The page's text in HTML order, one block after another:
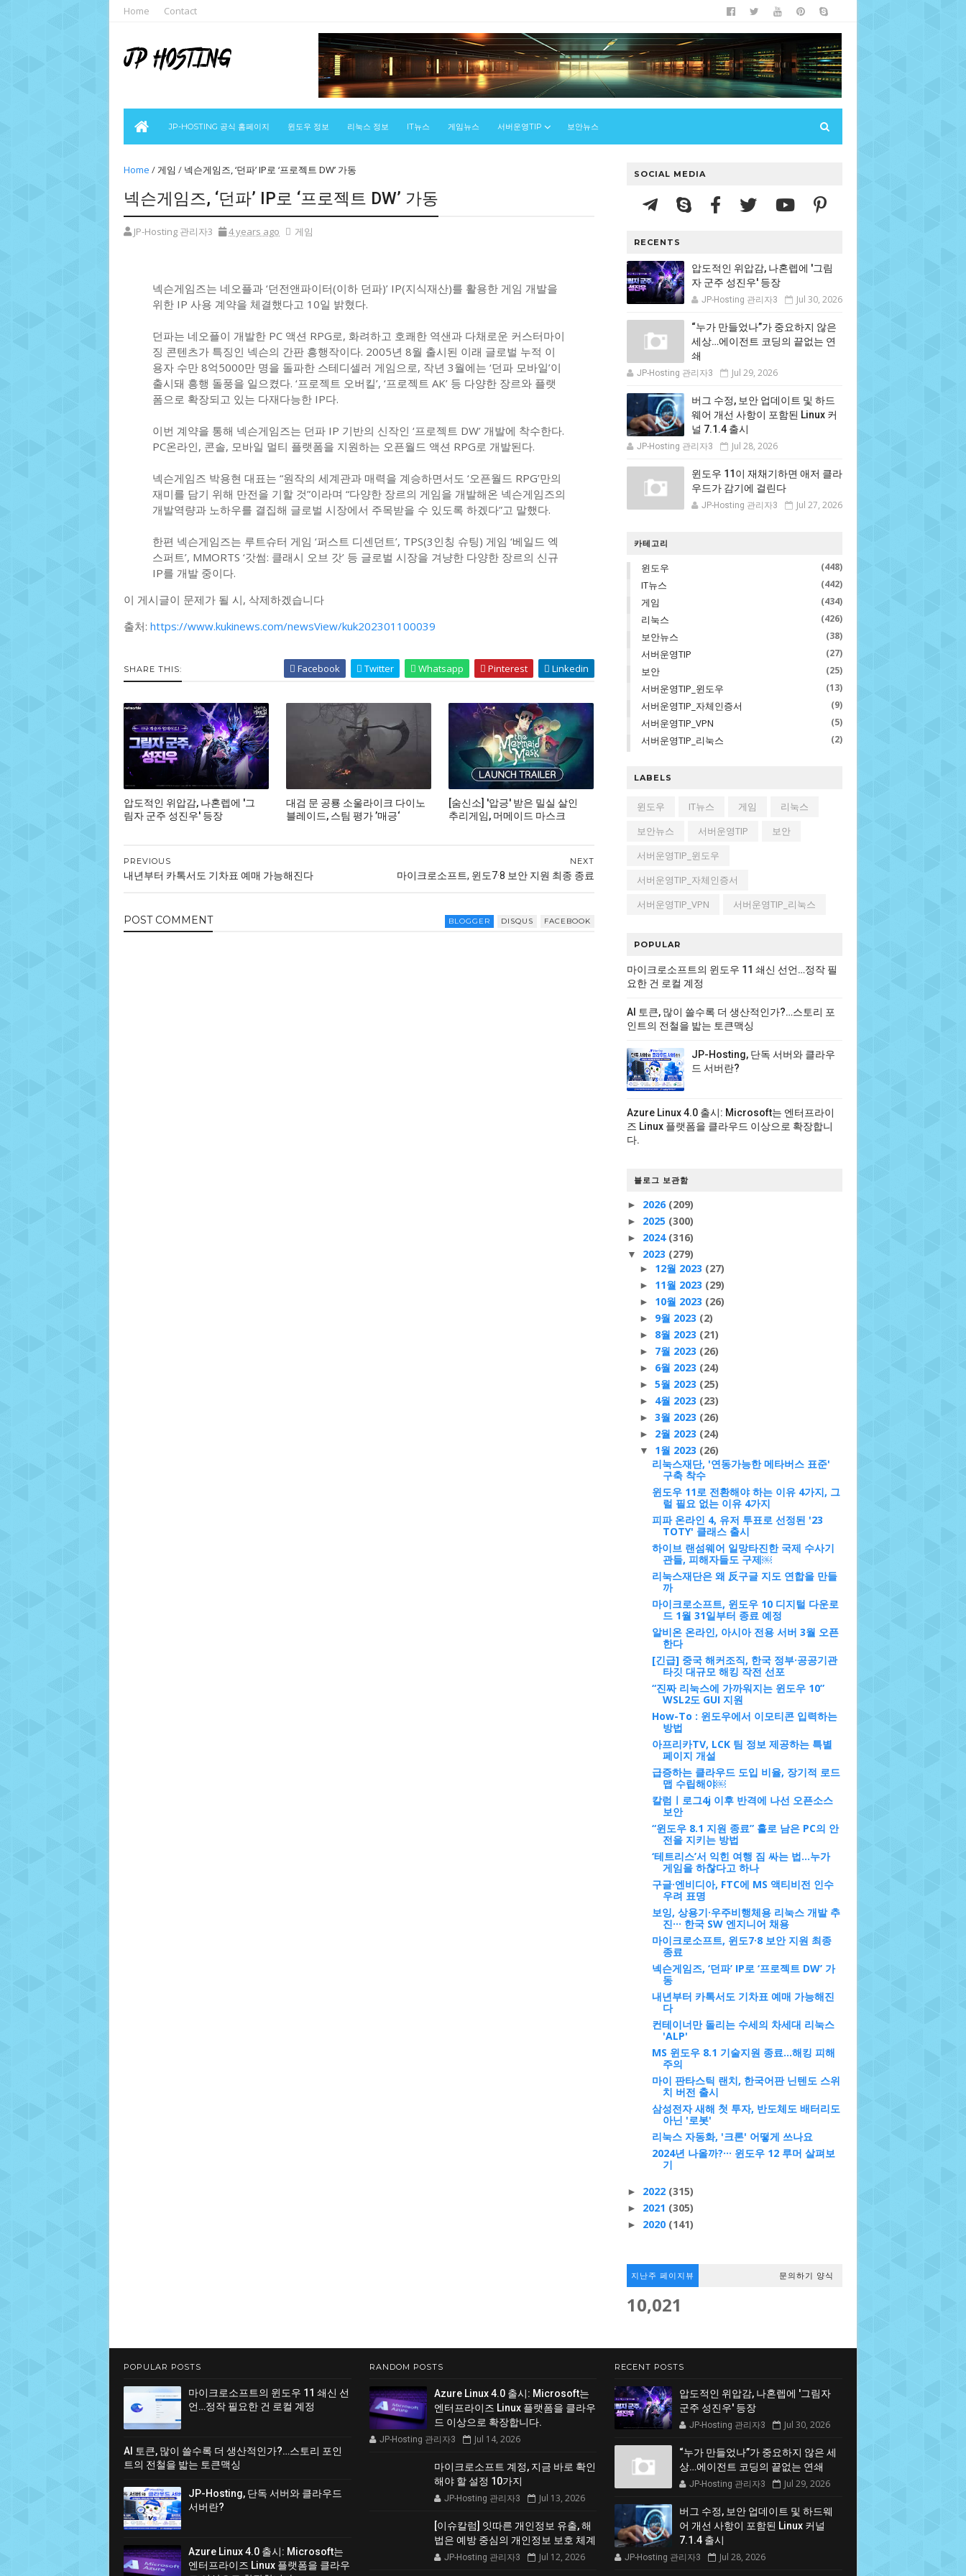
Home Contact
JP-HOSTING 공식 홈페이지 윈도우 정보 리눅스 정보 IT뉴스 게임뉴스 서버운영TIP 보안뉴스
Home /게임 / 넥슨게임즈, ‘던파’ IP로 ‘프로젝트 DW’ 가동
넥슨게임즈, ‘던파’ IP로 ‘프로젝트 DW’ 가동
JP-Hosting 관리자3 4 years ago 게임
넥슨게임즈는 네오플과 ‘던전앤파이터(이하 던파)’ IP(지식재산)를 활용한 게임 개발을
위한 IP 사용 계약을 체결했다고 10일 밝혔다.
던파는 네오플이 개발한 PC 액션 RPG로, 화려하고 호쾌한 역샌과 다채로운 커스터마이
징 콘텐츠가 특징인 넥슨의 간판 흥행작이다. 2005년 8월 출시된 이래 글로벌 누적 이
용자 수만 8억5000만 명을 돌파한 스테디셀러 게임으로, 작년 3월에는 ‘던파 모바일’이
출시돼 흥행 돌풍을 일으켰다. ‘프로젝트 오버킬’, ‘프로젝트 AK’ 등 다양한 장르와 플랫
폼으로 확장되고 있는 다재다능한 IP다.
이번 계약을 통해 넥슨게임즈는 던파 IP 기반의 신작인 ‘프로젝트 DW’ 개발에 착수한다.
PC온라인, 콘솔, 모바일 멀티 플랫폼을 지원하는 오픈월드 액션 RPG로 개발된다.
넥슨게임즈 박용현 대표는 “원작의 세계관과 매력을 계승하면서도 ‘오픈월드 RPG’만의
재미를 담기 위해 만전을 기할 것”이라며 “다양한 장르의 게임을 개발해온 넥슨게임즈의
개발역량과 노하우를 결집해 글로벌 시장에서 주목받을 수 있도록 하겠다”고 말했다.
한편 넥슨게임즈는 루트슈터 게임 ‘퍼스트 디센던트’, TPS(3인칭 슈팅) 게임 ‘베일드 엑
스퍼트’, MMORTS ‘갓썸: 클래시 오브 갓’ 등 글로벌 시장을 겨냥한 다양한 장르의 신규
IP를 개발 중이다.
이 게시글이 문제가 될 시, 삭제하겠습니다
출처: https://www.kukinews.com/newsView/kuk202301100039
SHARE THIS: Facebook Twitter Whatsapp Pinterest Linkedin
압도적인 위압감, 나혼렙에 '그
림자 군주 성진우' 등장
대검 문 공룡 소울라이크 다이노
블레이드, 스팀 평가 ’매긍‘
[숨신소] '압긍' 받은 밀실 살인
추리게임, 머메이드 마스크
NEXT
마이크로소프트, 윈도7·8 보안 지원 최종 종료
PREVIOUS
내년부터 카톡서도 기차표 예매 가능해진다
POST COMMENT BLOGGER DISQUS FACEBOOK
SOCIAL MEDIA
RECENTS
압도적인 위압감, 나혼렙에 '그림
자 군주 성진우' 등장
JP-Hosting 관리자3 Jul 30, 2026
“누가 만들었나”가 중요하지 않은
세상…에이전트 코딩의 끝없는 연
쇄
JP-Hosting 관리자3 Jul 29, 2026
버그 수정, 보안 업데이트 및 하드
웨어 개선 사항이 포함된 Linux 커
널 7.1.4 출시
JP-Hosting 관리자3 Jul 28, 2026
윈도우 11이 재채기하면 애저 클라
우드가 감기에 걸린다
JP-Hosting 관리자3 Jul 27, 2026
카테고리
윈도우 (448)
IT뉴스 (442)
게임 (434)
리눅스 (426)
보안뉴스 (38)
서버운영TIP (27)
보안 (25)
서버운영TIP_윈도우 (13)
서버운영TIP_자체인증서 (9)
서버운영TIP_VPN (5)
서버운영TIP_리눅스 (2)
LABELS
윈도우 IT뉴스 게임
리눅스
보안뉴스
서버운영TIP
보안
서버운영TIP_윈도우
서버운영TIP_자체인증서
서버운영TIP_VPN
서버운영TIP_리눅스
POPULAR
마이크로소프트의 윈도우 11 쇄신 선언…정작 필
요한 건 로컬 계정
AI 토큰, 많이 쓸수록 더 생산적인가?…스토리 포
인트의 전철을 밟는 토큰맥싱
JP-Hosting, 단독 서버와 클라우
드 서버란?
Azure Linux 4.0 출시: Microsoft는 엔터프라이
즈 Linux 플랫폼을 클라우드 이상으로 확장합니
다.
블로그 보관함
► 2026 (209)
► 2025 (300)
► 2024 (316)
▼ 2023 (279)
► 12월 2023 (27)
► 11월 2023 (29)
► 10월 2023 (26)
► 9월 2023 (2)
► 8월 2023 (21)
► 7월 2023 (26)
► 6월 2023 (24)
► 5월 2023 (25)
► 4월 2023 (23)
► 3월 2023 (26)
► 2월 2023 (24)
▼ 1월 2023 (26)
리눅스재단, '연동가능한 메타버스 표준'
구축 착수
윈도우 11로 전환해야 하는 이유 4가지, 그
럴 필요 없는 이유 4가지
피파 온라인 4, 유저 투표로 선정된 '23
TOTY' 클래스 출시
하이브 랜섬웨어 일망타진한 국제 수사기
관들, 피해자들도 구제￼
리눅스재단은 왜 反구글 지도 연합을 만들
까
마이크로소프트, 윈도우 10 디지털 다운로
드 1월 31일부터 종료 예정
알비온 온라인, 아시아 전용 서버 3월 오픈
한다
[긴급] 중국 해커조직, 한국 정부·공공기관
타깃 대규모 해킹 작전 선포
“진짜 리눅스에 가까워지는 윈도우 10”
WSL2도 GUI 지원
How-To : 윈도우에서 이모티콘 입력하는
방법
아프리카TV, LCK 팀 정보 제공하는 특별
페이지 개설
급증하는 클라우드 도입 비율, 장기적 로드
맵 수립해야￼
칼럼ㅣ로그4j 이후 반격에 나선 오픈소스
보안
“윈도우 8.1 지원 종료” 홀로 남은 PC의 안
전을 지키는 방법
‘테트리스’서 익힌 여행 짐 싸는 법…누가
게임을 하찮다고 하나
구글·엔비디아, FTC에 MS 액티비전 인수
우려 표명
보잉, 상용기·우주비행체용 리눅스 개발 추
진··· 한국 SW 엔지니어 채용
마이크로소프트, 윈도7·8 보안 지원 최종
종료
넥슨게임즈, ‘던파’ IP로 ‘프로젝트 DW’ 가
동
내년부터 카톡서도 기차표 예매 가능해진
다
컨테이너만 돌리는 수세의 차세대 리눅스
'ALP'
MS 윈도우 8.1 기술지원 종료...해킹 피해
주의
마이 판타스틱 랜치, 한국어판 닌텐도 스위
치 버전 출시
삼성전자 새해 첫 투자, 반도체도 배터리도
아닌 '로봇'
리눅스 자동화, '크론' 어떻게 쓰나요
2024년 나올까?··· 윈도우 12 루머 살펴보
기
► 2022 (315)
► 2021 (305)
► 2020 (141)
지난주 페이지뷰 문의하기 양식
10,021
POPULAR POSTS
마이크로소프트의 윈도우 11 쇄신 선
언…정작 필요한 건 로컬 계정
AI 토큰, 많이 쓸수록 더 생산적인가?…스토리 포인
트의 전철을 밟는 토큰맥싱
JP-Hosting, 단독 서버와 클라우드
서버란?
Azure Linux 4.0 출시: Microsoft는
엔터프라이즈 Linux 플랫폼을 클라우
RANDOM POSTS
Azure Linux 4.0 출시: Microsoft는
엔터프라이즈 Linux 플랫폼을 클라우
드 이상으로 확장합니다.
JP-Hosting 관리자3 Jul 14, 2026
마이크로소프트 계정, 지금 바로 확인
해야 할 설정 10가지
JP-Hosting 관리자3 Jul 13, 2026
[이슈칼럼] 잇따른 개인정보 유출, 해
법은 예방 중심의 개인정보 보호 체계
JP-Hosting 관리자3 Jul 12, 2026
RECENT POSTS
압도적인 위압감, 나혼렙에 '그림자
군주 성진우' 등장
JP-Hosting 관리자3 Jul 30, 2026
“누가 만들었나”가 중요하지 않은 세
상…에이전트 코딩의 끝없는 연쇄
JP-Hosting 관리자3 Jul 29, 2026
버그 수정, 보안 업데이트 및 하드웨
어 개선 사항이 포함된 Linux 커널
7.1.4 출시
JP-Hosting 관리자3 Jul 28, 2026